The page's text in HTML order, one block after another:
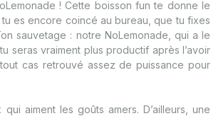
! Cette boisson fun te donne le
es encore coincé au bureau, que tu fixes
sauvetage : notre NoLemonade, qui a le
seras vraiment plus productif après l’avoir
cas retrouvé assez de puissance pour
aiment les goûts amers. D’ailleurs, une